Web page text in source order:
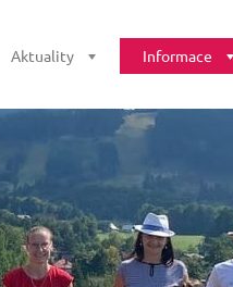
Aktuality Informace